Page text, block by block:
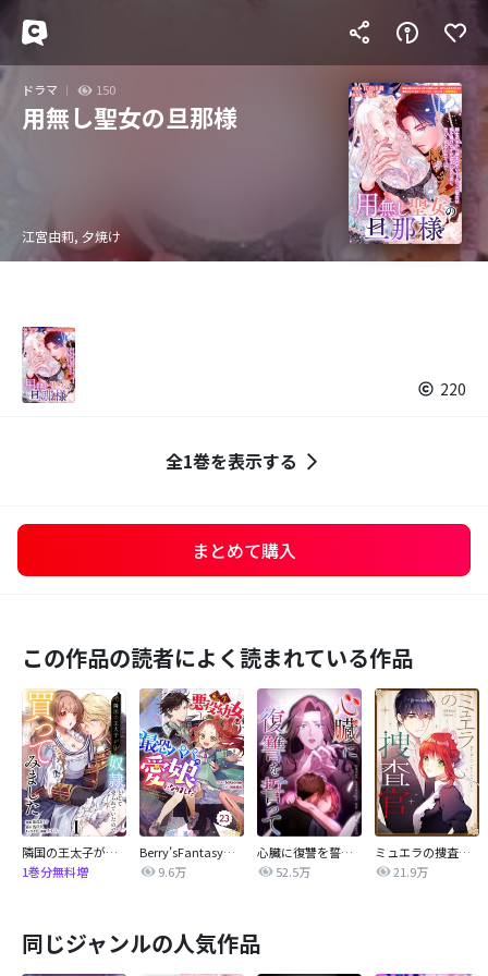
ドラマ 150
用無し聖女の旦那様
江宮由莉, 夕焼け
220
全1巻を表示する
まとめて購入
この作品の読者によく読まれている作品
隣国の王太子が奴隷として売られていたので買ってみました【単話】
1巻分無料増
Berry’sFantasy転生悪役幼女は最恐パパの愛娘になりました
9.6万
心臓に復讐を誓って
52.5万
ミュエラの捜査官【タテヨミ】
21.9万
同じジャンルの人気作品